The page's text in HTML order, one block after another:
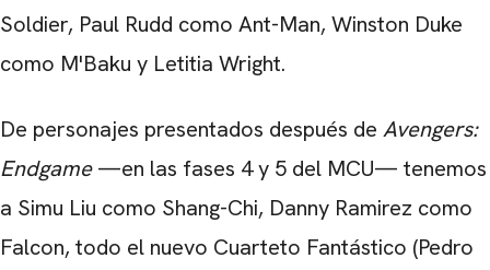
Soldier, Paul Rudd como Ant-Man, Winston Duke
como M'Baku y Letitia Wright.
De personajes presentados después de Avengers:
Endgame—en las fases 4 y 5 del MCU— tenemos
a Simu Liu como Shang-Chi, Danny Ramirez como
Falcon, todo el nuevo Cuarteto Fantástico (Pedro